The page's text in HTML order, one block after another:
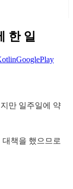
한 일
GooglePlay
만 일주일에 약
대책을 했으므로